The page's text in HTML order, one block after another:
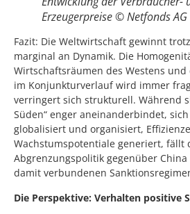
Erzeugerpreise © Netfonds AG
Fazit: Die Weltwirtschaft gewinnt
marginal an Dynamik. Die
Wirtschaftsräumen des Westens und
im Konjunkturverlauf wird immer
verringert sich strukturell. Während
Süden“ enger aneinanderbindet,
globalisiert und organisiert,
Wachstumspotentiale generiert, fällt
Abgrenzungspolitik gegenüber
damit verbundenen
Die Perspektive: Verhalten positive